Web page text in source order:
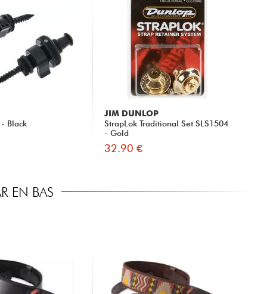
- Black
JIM DUNLOP
StrapLok Traditional Set SLS1504
- Gold
32.90 €
EN BAS